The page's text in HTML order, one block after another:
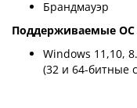
Брандмауэр
Поддерживаемые ОС
Windows 11,10,
(32 и 64-битные